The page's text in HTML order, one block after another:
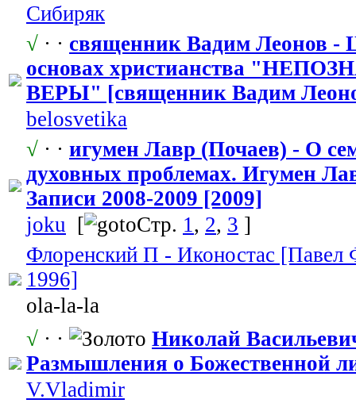
Сибиряк
√ · · священник Вадим Леонов -
основах христианства
ВЕРЫ" [священник Вадим
belosvetika
√ · · игумен Лавр (Почаев) - О
духовных проблемах. Игумен
Записи 2008-2009 [2009]
joku [ Стр. 1 , 2, 3 ]
Флоренский П - Иконостас [Павел
1996]
ola-la-la
√ · ·
Николай
Размышления о Божественной
V.Vladimir